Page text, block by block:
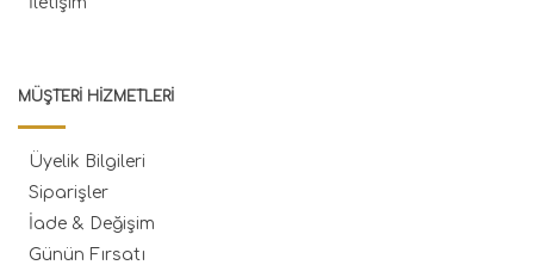
MÜŞTERI HIZMETLERI
Üyelik Bilgileri
Siparişler
İade & Değişim
Günün Fırsatı